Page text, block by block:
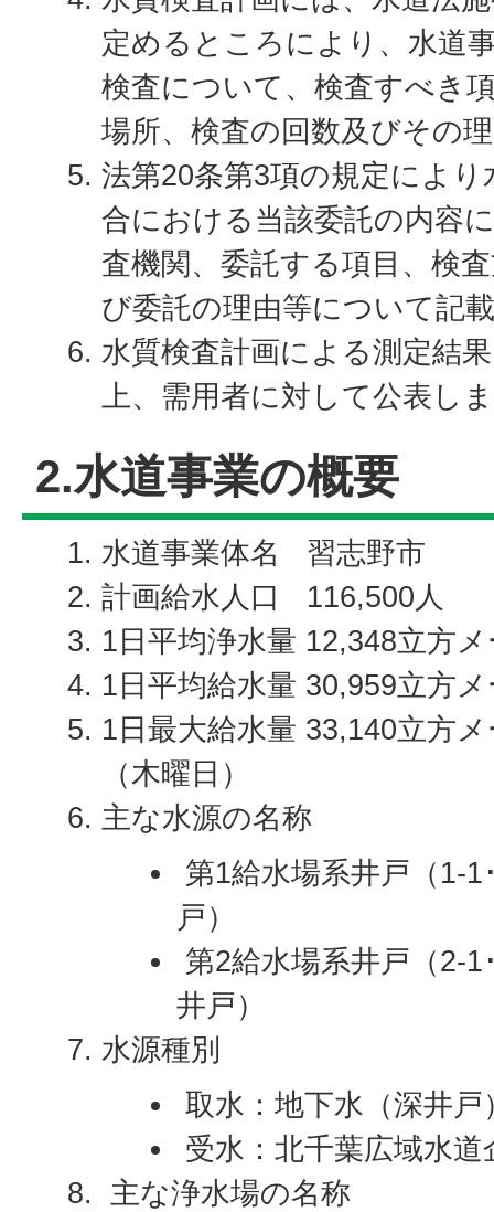
定めるところにより、水道
検査について、検査すべき
場所、検査の回数及びその
法第20条第3項の規定によ
合における当該委託の内容
査機関、委託する項目、検
び委託の理由等について記
水質検査計画による測定結
上、需用者に対して公表し
2.水道事業の概要
水道事業体名 習志野市
計画給水人口 116,500人
1日平均浄水量 12,348立方
1日平均給水量 30,959立方
1日最大給水量 33,140立方
（木曜日）
主な水源の名称
第1給水場系井戸（1-1
戸）
第2給水場系井戸（2-1
井戸）
水源種別
取水：地下水（深井戸
受水：北千葉広域水
主な浄水場の名称